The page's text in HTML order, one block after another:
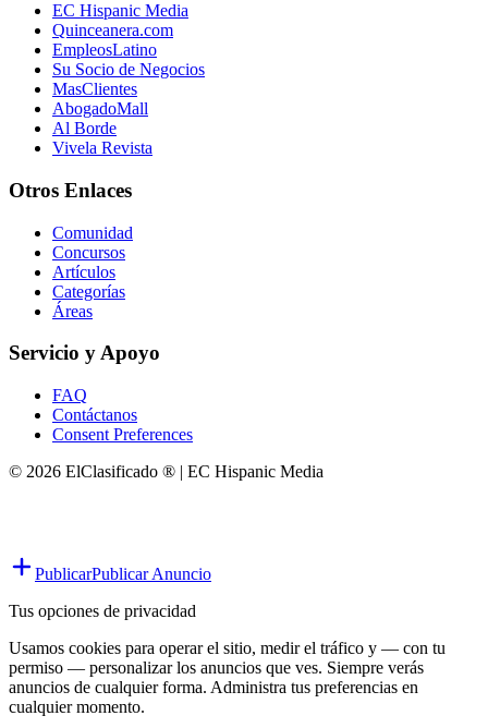
EC Hispanic Media
Quinceanera.com
EmpleosLatino
Su Socio de Negocios
MasClientes
AbogadoMall
Al Borde
Vivela Revista
Otros Enlaces
Comunidad
Concursos
Artículos
Categorías
Áreas
Servicio y Apoyo
FAQ
Contáctanos
Consent Preferences
© 2026 ElClasificado ® | EC Hispanic Media
PublicarPublicar Anuncio
Tus opciones de privacidad
Usamos cookies para operar el sitio, medir el tráfico y — con tu
permiso — personalizar los anuncios que ves. Siempre verás
anuncios de cualquier forma. Administra tus preferencias en
cualquier momento.